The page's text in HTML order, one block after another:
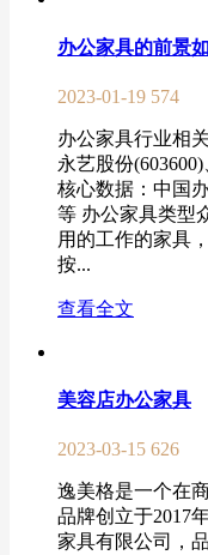
办公家具的前景
2023-01-19 574
办公家具行业相
永艺股份
核心数据：中国
等 办公家具类型
用的工作的家具
按...
查看全文
美容店办公家具
2023-03-15 626
逸美格是一个在
品牌创立于2017
家具有限公司，